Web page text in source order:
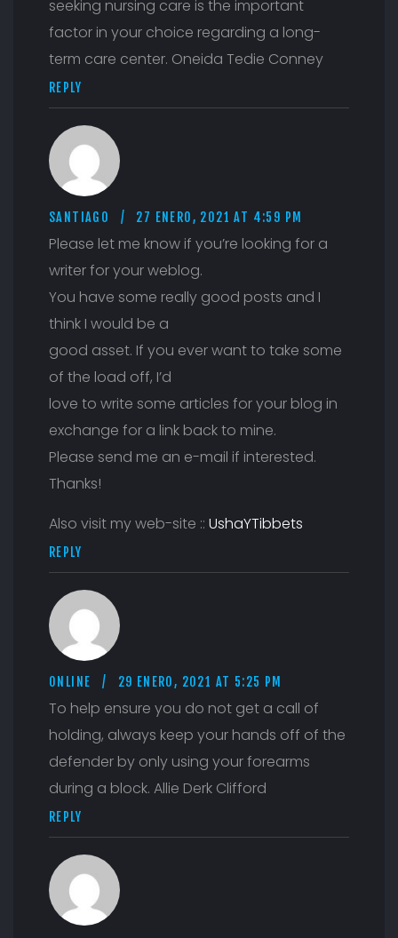
seeking nursing care is the important
factor in your choice regarding a long-
term care center. Oneida Tedie Conney
REPLY
SANTIAGO 27 ENERO, 2021 AT 4:59 PM
Please let me know if you’re looking for a
writer for your weblog.
You have some really good posts and I
think I would be a
good asset. If you ever want to take some
of the load off, I’d
love to write some articles for your blog in
exchange for a link back to mine.
Please send me an e-mail if interested.
Thanks!
Also visit my web-site :: UshaYTibbets
REPLY
ONLINE 29 ENERO, 2021 AT 5:25 PM
To help ensure you do not get a call of
holding, always keep your hands off of the
defender by only using your forearms
during a block. Allie Derk Clifford
REPLY